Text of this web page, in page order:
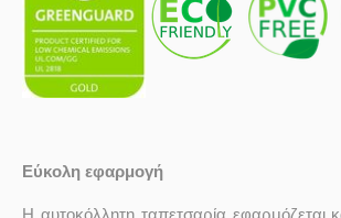
Εύκολη εφαρμογή
Η αυτοκόλλητη ταπετσαρία εφαρμόζεται